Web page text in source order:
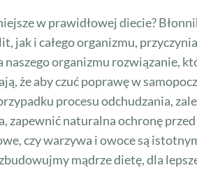
w prawidłowej diecie?
jak i całego organizmu,
naszego organizmu rozwiązanie,
że aby czuć poprawę w
procesu odchudzania,
zapewnić naturalna ochronę
czy warzywa i owoce są
mądrze dietę, dla